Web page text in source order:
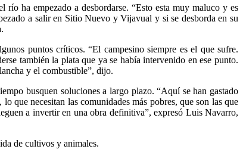
ha empezado a desbordarse. “Esto esta muy maluco y es
a salir en Sitio Nuevo y Vijavual y si se desborda en su
puntos críticos. “El campesino siempre es el que sufre.
también la plata que ya se había intervenido en ese punto.
y el combustible”, dijo.
busquen soluciones a largo plazo. “Aquí se han gastado
que necesitan las comunidades más pobres, que son las que
a invertir en una obra definitiva”, expresó Luis Navarro,
de cultivos y animales.